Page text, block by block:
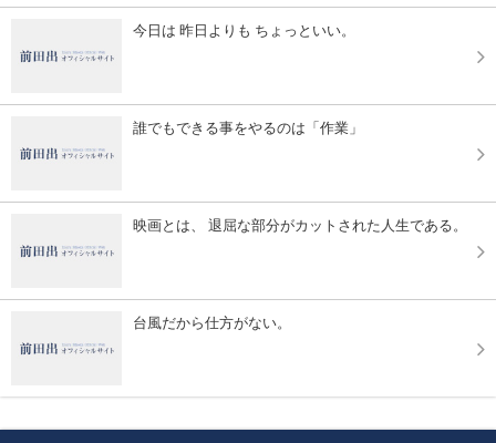
今日は 昨日よりも ちょっといい。
誰でもできる事をやるのは「作業」
映画とは、 退屈な部分がカットされた人生である。
台風だから仕方がない。